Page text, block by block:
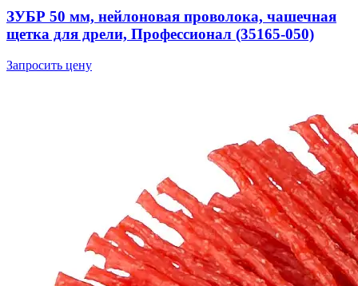
ЗУБР 50 мм, нейлоновая проволока, чашечная
щетка для дрели, Профессионал (35165-050)
Запросить цену